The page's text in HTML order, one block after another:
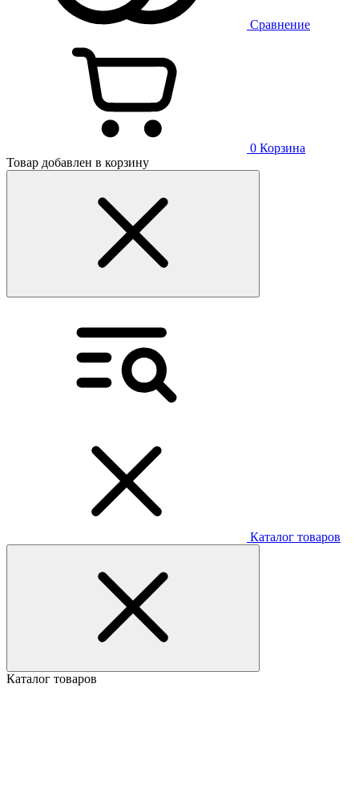
Сравнение
0 Корзина
Товар добавлен в корзину
Каталог товаров
Каталог товаров